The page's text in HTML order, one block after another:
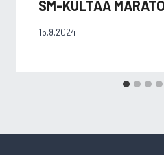
SM-KULTAA
15.9.2024